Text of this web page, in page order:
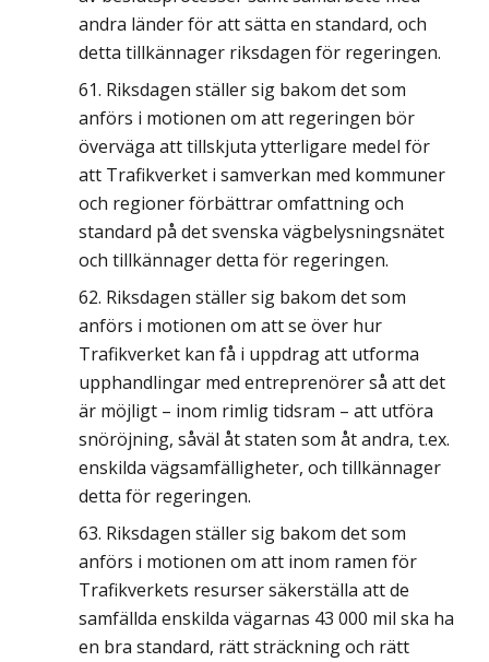
andra länder för att sätta en standard, och
detta tillkännager riksdagen för regeringen.
Riksdagen ställer sig bakom det som
anförs i motionen om att regeringen bör
överväga att tillskjuta ytterligare medel för
att Trafikverket i samverkan med kommuner
och regioner förbättrar omfattning och
standard på det svenska vägbelysningsnätet
och tillkännager detta för regeringen.
Riksdagen ställer sig bakom det som
anförs i motionen om att se över hur
Trafikverket kan få i uppdrag att utforma
upphandlingar med entreprenörer så att det
är möjligt – inom rimlig tidsram – att utföra
snöröjning, såväl åt staten som åt andra, t.ex.
enskilda vägsamfälligheter, och tillkännager
detta för regeringen.
Riksdagen ställer sig bakom det som
anförs i motionen om att inom ramen för
Trafikverkets resurser säkerställa att de
samfällda enskilda vägarnas 43 000 mil ska ha
en bra standard, rätt sträckning och rätt